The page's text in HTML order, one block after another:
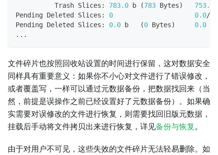
          Trash Slices:
783.0 b (783 Bytes) 753.1
Pending Deleted Slices: 0 0.0/s
Pending Deleted Slices: 0.0 b (0 Bytes) 0.0
.. .
文件碎片也按照回收站设置的时间进行保留，这对数据安全
同样具有重要意义：如果你不小心对文件进行了错误修改，
或者覆盖写，一样可以通过元数据备份，把数据找回来（当
然，前提是误操作之前已经设置好了元数据备份）。如果确
实需要对误修改的文件进行恢复，则需要找回旧版元数据，
挂载后手动将文件拷贝出来进行恢复，详见备份与恢复。
由于对用户不可见，这些失效的文件碎片无法轻易删除。如